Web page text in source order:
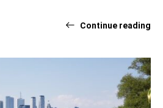
Continue reading